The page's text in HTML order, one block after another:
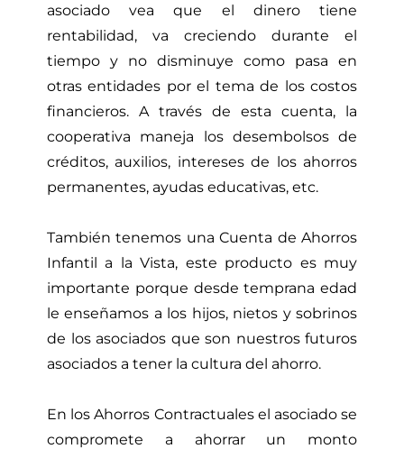
asociado vea que el dinero tiene
rentabilidad, va creciendo durante el
tiempo y no disminuye como pasa en
otras entidades por el tema de los costos
financieros. A través de esta cuenta, la
cooperativa maneja los desembolsos de
créditos, auxilios, intereses de los ahorros
permanentes, ayudas educativas, etc.
También tenemos una Cuenta de Ahorros
Infantil a la Vista, este producto es muy
importante porque desde temprana edad
le enseñamos a los hijos, nietos y sobrinos
de los asociados que son nuestros futuros
asociados a tener la cultura del ahorro.
En los Ahorros Contractuales el asociado se
compromete a ahorrar un monto